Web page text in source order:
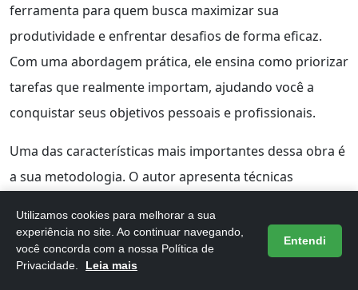
ferramenta para quem busca maximizar sua
produtividade e enfrentar desafios de forma eficaz.
Com uma abordagem prática, ele ensina como priorizar
tarefas que realmente importam, ajudando você a
conquistar seus objetivos pessoais e profissionais.
Uma das características mais importantes dessa obra é
a sua metodologia. O autor apresenta técnicas
suas atividades, tornando o processo de trabalho mais
fluido e menos estressante. Assim, você pode se
Utilizamos cookies para melhorar a sua
experiência no site. Ao continuar navegando,
você concorda com a nossa Política de
Privacidade.
Leia mais
Entendi